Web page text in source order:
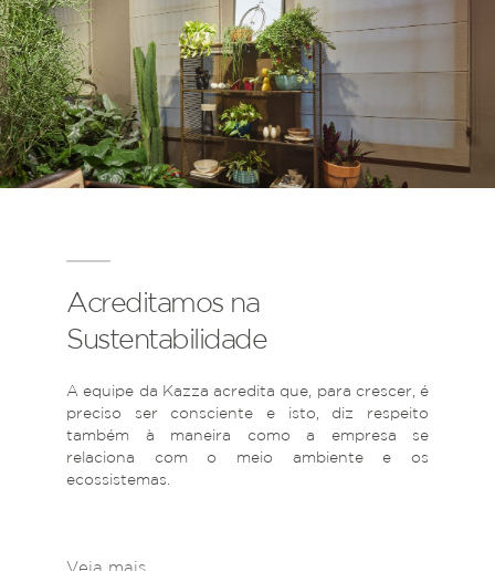
Acreditamos na
Sustentabilidade
A equipe da Kazza acredita que, para crescer, é
preciso ser consciente e isto, diz respeito
também à maneira como a empresa se
relaciona com o meio ambiente e os
ecossistemas.
Veja mais